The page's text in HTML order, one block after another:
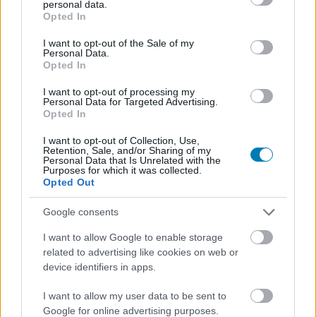
grant or deny consent to Google and its third-party tags to
use your data for below specified purposes in below Google
consent section.
personal data.
Opted In
I want to opt-out of the Sale of my
Personal Data.
Opted In
I want to opt-out of processing my
Personal Data for Targeted Advertising.
Opted In
I want to opt-out of Collection, Use,
Retention, Sale, and/or Sharing of my
Personal Data that Is Unrelated with the
Purposes for which it was collected.
Opted Out
Google consents
I want to allow Google to enable storage
related to advertising like cookies on web or
device identifiers in apps.
I want to allow my user data to be sent to
Google for online advertising purposes.
főhőst és annak fiktív filmjét is
átnevezték, de miért?
szuperhősről szól, hát mi nem világos itt?
Unmute Loaded:
21.44%
Van az a pont, amikor az ember már nem is ideges, csak
legyint és csendben nézi, ahogy a lokalizációs logika
teljesen önálló életre kel, és elindul egy olyan irányba,
ahonnan nincs visszaút. A Wonder Man sorozat
alaphelyzete amúgy is elég meta: a főhős egy színész,
aki egy olyan remake főszerepére pályázik, ami egy fiktív,